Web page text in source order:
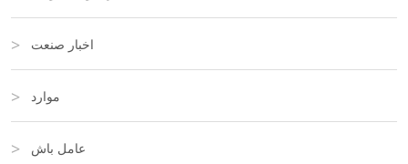
اخبار صنعت
موارد
عامل باش